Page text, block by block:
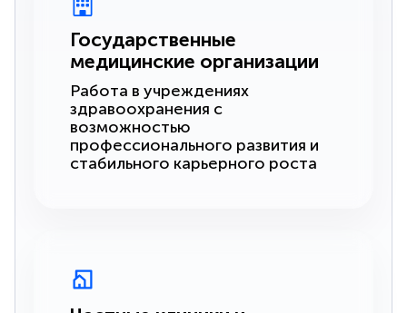
Государственные
медицинские организации
Работа в учреждениях
здравоохранения с
возможностью
профессионального развития и
стабильного карьерного роста